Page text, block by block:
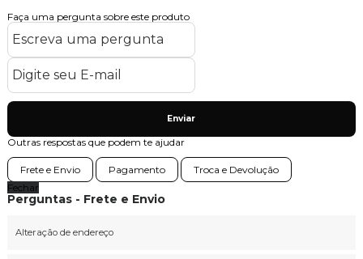
Faça uma pergunta sobre este produto
Enviar
Outras respostas que podem te ajudar
Frete e Envio Pagamento
Troca e Devolução
Fechar
Perguntas - Frete e Envio
Alteração de endereço